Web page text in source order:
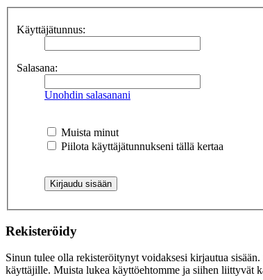
Käyttäjätunnus:
Salasana:
Unohdin salasanani
Muista minut
Piilota käyttäjätunnukseni tällä kertaa
Rekisteröidy
Sinun tulee olla rekisteröitynyt voidaksesi kirjautua
käyttäjille. Muista lukea käyttöehtomme ja siihen liittyvät